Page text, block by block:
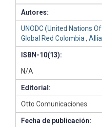
Autores:
UNODC (United Nations
Global Red Colombia ,
ISBN-10(13):
N/A
Editorial:
Otto Comunicaciones
Fecha de publicación: